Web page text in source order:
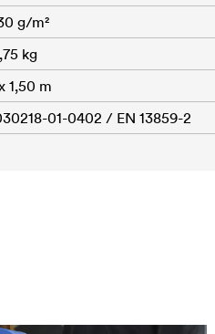
g/m²
kg
1,50 m
01-0402 / EN 13859-2